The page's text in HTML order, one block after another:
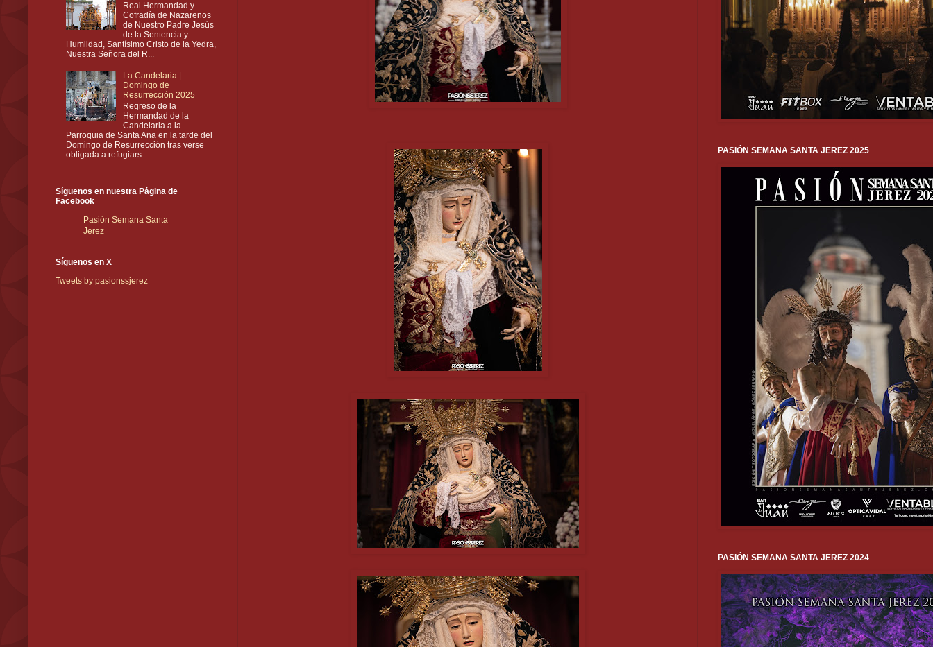
Real Hermandad y
Cofradía de Nazarenos
de Nuestro Padre Jesús
de la Sentencia y
Humildad, Santísimo Cristo de la Yedra,
Nuestra Señora del R...
La Candelaria |
Domingo de
Resurrección 2025
Regreso de la
Hermandad de la
Candelaria a la
Parroquia de Santa Ana en la tarde del
Domingo de Resurrección tras verse
obligada a refugiars...
Síguenos en nuestra Página de
Facebook
Pasión Semana Santa
Jerez
Síguenos en X
Tweets by pasionssjerez
PASIÓN SEMANA SANTA JEREZ 2025
PASIÓN SEMANA SANTA JEREZ 2024